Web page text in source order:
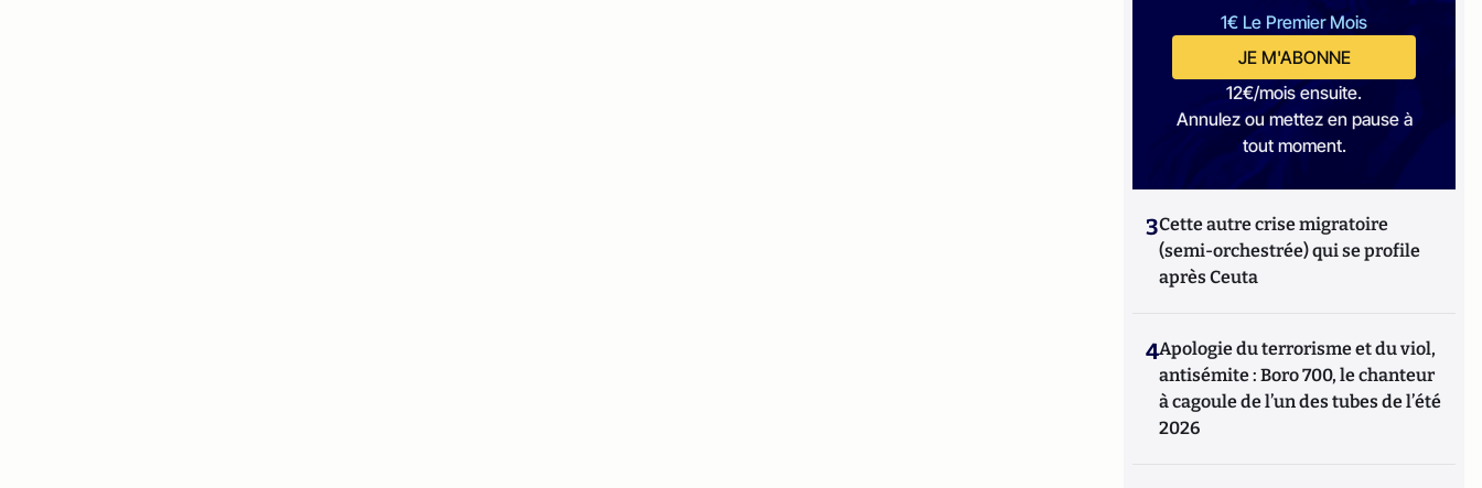
1€ Le Premier Mois
JE M'ABONNE
12€/mois ensuite.
Annulez ou mettez en pause à
tout moment.
3Cette autre crise migratoire
(semi-orchestrée) qui se profile
après Ceuta
4Apologie du terrorisme et du viol,
antisémite : Boro 700, le chanteur
à cagoule de l’un des tubes de l’été
2026